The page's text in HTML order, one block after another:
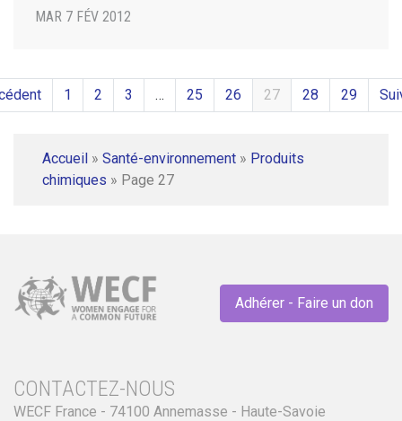
MAR 7 FÉV 2012
1 2 3 … 25 26 27 28 29
Accueil » Santé-environnement » Produits
chimiques » Page 27
Adhérer - Faire un don
CONTACTEZ-NOUS
WECF France - 74100 Annemasse - Haute-Savoie